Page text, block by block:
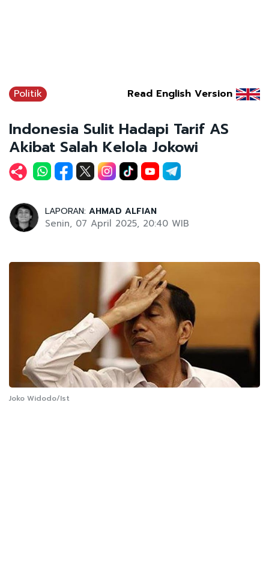
Politik Read English Version
Indonesia Sulit Hadapi Tarif AS
Akibat Salah Kelola Jokowi
LAPORAN: AHMAD ALFIAN
Senin, 07 April 2025, 20:40 WIB
Joko Widodo/Ist